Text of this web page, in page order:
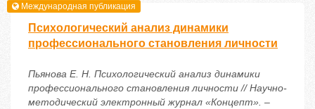
Международная публикация
Психологический анализ динамики
профессионального становления личности
Пьянова Е. Н. Психологический анализ динамики
профессионального становления личности // Научно-
методический электронный журнал «Концепт». –